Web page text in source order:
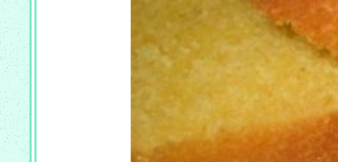
POISSON
COOKEO
_
RISOTTO
COOKEO
_
DESSERT
PAIN